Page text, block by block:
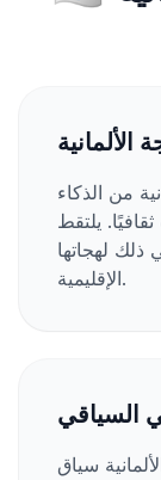
الألمانية
من الذكاء
يلتقط
ذلك لهجاتها
الإقليمية.
السياقي
سياق